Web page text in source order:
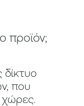
προϊόν;
δίκτυο
που
χώρες.